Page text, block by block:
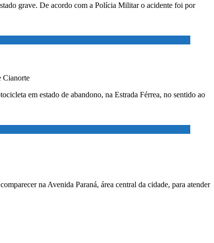
grave. De acordo com a Polícia Militar o acidente foi por
Cianorte
em estado de abandono, na Estrada Férrea, no sentido ao
na Avenida Paraná, área central da cidade, para atender